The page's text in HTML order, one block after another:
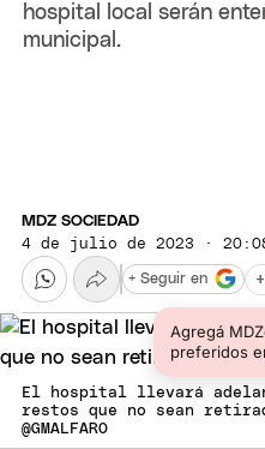
hospital local serán
municipal.
MDZ SOCIEDAD
4 de julio de 2023 ·
+
Agregá
preferidos
+ Seguir en
El hospital llevará
restos que no sean
@GMALFARO